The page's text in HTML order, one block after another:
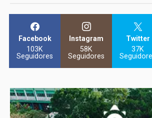
Facebook
103K
Seguidores
Instagram
58K
Seguidores
Twitter
37K